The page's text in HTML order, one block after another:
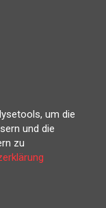
um die
und die
zu